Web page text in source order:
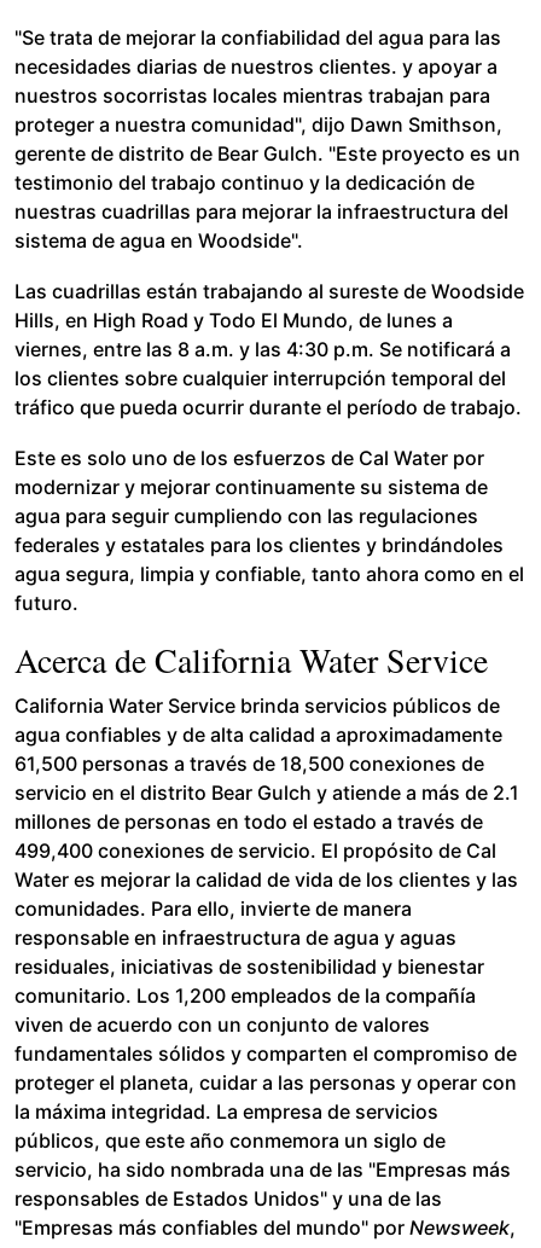
"Se trata de mejorar la confiabilidad del agua para las
necesidades diarias de nuestros clientes. y apoyar a
nuestros socorristas locales mientras trabajan para
proteger a nuestra comunidad", dijo Dawn Smithson,
gerente de distrito de Bear Gulch. "Este proyecto es un
testimonio del trabajo continuo y la dedicación de
nuestras cuadrillas para mejorar la infraestructura del
sistema de agua en Woodside".
Las cuadrillas están trabajando al sureste de Woodside
Hills, en High Road y Todo El Mundo, de lunes a
viernes, entre las 8 a.m. y las 4:30 p.m. Se notificará a
los clientes sobre cualquier interrupción temporal del
tráfico que pueda ocurrir durante el período de trabajo.
Este es solo uno de los esfuerzos de Cal Water por
modernizar y mejorar continuamente su sistema de
agua para seguir cumpliendo con las regulaciones
federales y estatales para los clientes y brindándoles
agua segura, limpia y confiable, tanto ahora como en el
futuro.
Acerca de California Water Service
California Water Service brinda servicios públicos de
agua confiables y de alta calidad a aproximadamente
61,500 personas a través de 18,500 conexiones de
servicio en el distrito Bear Gulch y atiende a más de 2.1
millones de personas en todo el estado a través de
499,400 conexiones de servicio. El propósito de Cal
Water es mejorar la calidad de vida de los clientes y las
comunidades. Para ello, invierte de manera
responsable en infraestructura de agua y aguas
residuales, iniciativas de sostenibilidad y bienestar
comunitario. Los 1,200 empleados de la compañía
viven de acuerdo con un conjunto de valores
fundamentales sólidos y comparten el compromiso de
proteger el planeta, cuidar a las personas y operar con
la máxima integridad. La empresa de servicios
públicos, que este año conmemora un siglo de
servicio, ha sido nombrada una de las "Empresas más
responsables de Estados Unidos" y una de las
"Empresas más confiables del mundo" por Newsweek,